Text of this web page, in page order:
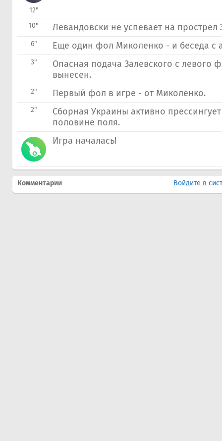
12"
10" Левандовски не успевает на прострел
6" Еще один фол Миколенко - и беседа с
3"
Опасная подача Залевского с левого
вынесен.
2" Первый фол в игре - от Миколенко.
2"
Сборная Украины активно
половине поля.
Игра началась!
Комментарии Войдите в